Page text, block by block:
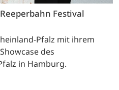
Festival
Pfalz mit ihrem
des
in Hamburg.